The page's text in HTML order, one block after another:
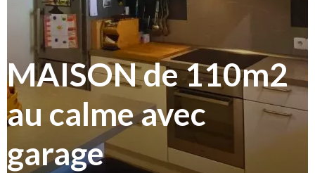
MAISON de 110m2
au calme avec
garage